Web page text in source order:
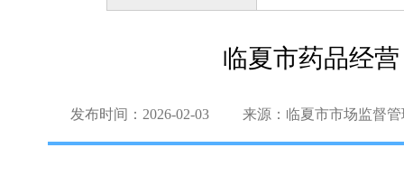
临夏市药品经
发布时间：2026-02-03 来源：临夏市市场监督